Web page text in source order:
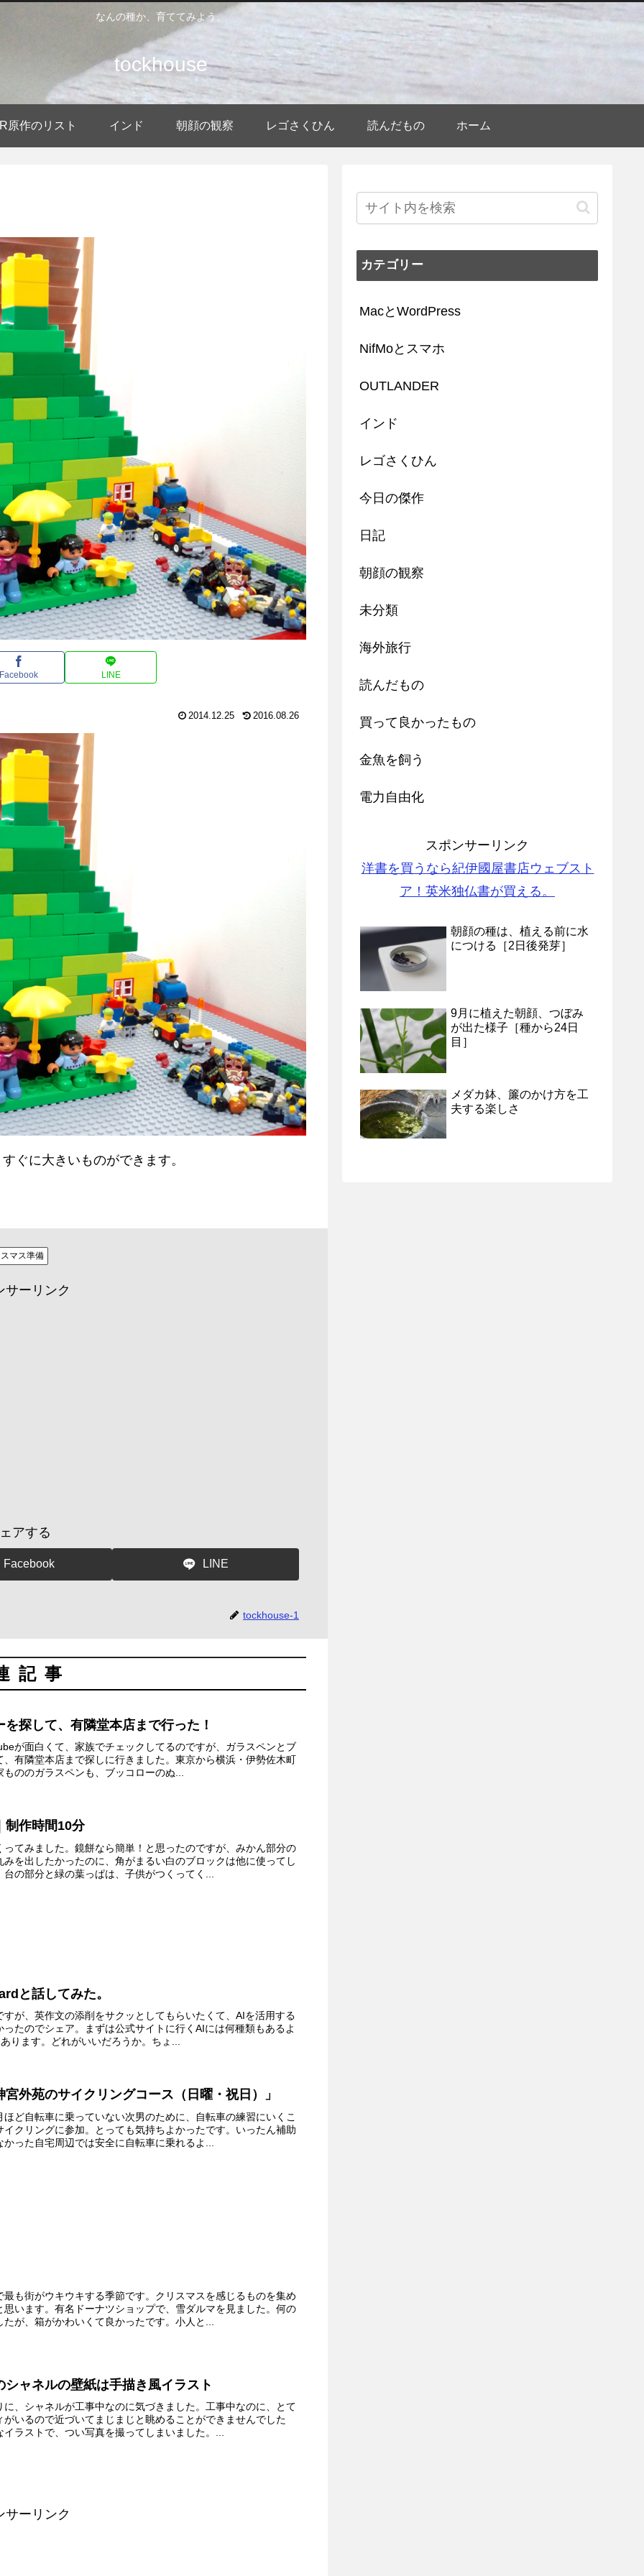
なんの種か、育ててみよう。
tockhouse
原作のリスト インド 朝顔の観察 レゴさくひん 読んだもの ホーム
Facebook LINE
2014.12.25 2016.08.26
ぐに大きいものができます。
マス準備
サーリンク
アする
Facebook LINE
tockhouse-1
記事
探して、有隣堂本店まで行った！
が面白くて、家族でチェックしてるのですが、ガラスペンとブ
有隣堂本店まで探しに行きました。東京から横浜・伊勢佐木町
ののガラスペンも、ブッコローのぬ...
制作時間10分
てみました。鏡餅なら簡単！と思ったのですが、みかん部分の
を出したかったのに、角がまるい白のブロックは他に使ってし
の部分と緑の葉っぱは、子供がつくってく...
と話してみた。
が、英作文の添削をサクッとしてもらいたくて、AIを活用する
たのでシェア。まずは公式サイトに行くAIには何種類もあるよ
ります。どれがいいだろうか。ちょ...
外苑のサイクリングコース（日曜・祝日）」
ど自転車に乗っていない次男のために、自転車の練習にいくこ
クリングに参加。とっても気持ちよかったです。いったん補助
った自宅周辺では安全に自転車に乗れるよ...
も街がウキウキする季節です。クリスマスを感じるものを集め
います。有名ドーナツショップで、雪ダルマを見ました。何の
が、箱がかわいくて良かったです。小人と...
ャネルの壁紙は手描き風イラスト
、シャネルが工事中なのに気づきました。工事中なのに、とて
いるので近づいてまじまじと眺めることができませんでした
ラストで、つい写真を撮ってしまいました。...
サーリンク
カテゴリー
MacとWordPress
NifMoとスマホ
OUTLANDER
インド
レゴさくひん
今日の傑作
日記
朝顔の観察
未分類
海外旅行
読んだもの
買って良かったもの
金魚を飼う
電力自由化
スポンサーリンク
洋書を買うなら紀伊國屋書店ウェブスト
ア！英米独仏書が買える。
朝顔の種は、植える前に水
につける［2日後発芽］
9月に植えた朝顔、つぼみ
が出た様子［種から24日
目］
メダカ鉢、簾のかけ方を工
夫する楽しさ